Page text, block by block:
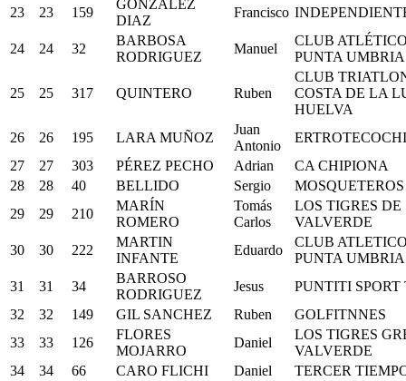
23 23 159
GONZALEZ
DIAZ
Francisco
24 24 32
BARBOSA
RODRIGUEZ
Manuel
CLUB
PUNTA UMBRIA
25 25 317 QUINTERO Ruben
CLUB
COSTA DE LA
HUELVA
26
26 195 LARA MUÑOZ
Juan
Antonio
27
27 303 PÉREZ PECHO Adrian
CA CHIPIONA
28
28 40 BELLIDO Sergio
MOSQUETEROS
29
29 210
MARÍN
ROMERO
Tomás
Carlos
LOS TIGRES DE
VALVERDE
30
30 222
MARTIN
INFANTE
Eduardo
CLUB
PUNTA UMBRIA
31
31 34
BARROSO
RODRIGUEZ
Jesus
PUNTITI SPORT
32
32 149 GIL SANCHEZ Ruben
GOLFITNNES
33
33 126
FLORES
MOJARRO
Daniel
LOS TIGRES
VALVERDE
34
34 66 CARO FLICHI Daniel
TERCER